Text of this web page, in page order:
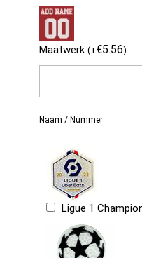
Maatwerk (+€5.56)
Naam / Nummer
Ligue 1